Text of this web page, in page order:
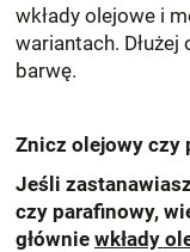
wkłady olejowe i
wariantach.
barwę.
Znicz olejowy czy
Jeśli
czy parafinowy,
głównie wkłady